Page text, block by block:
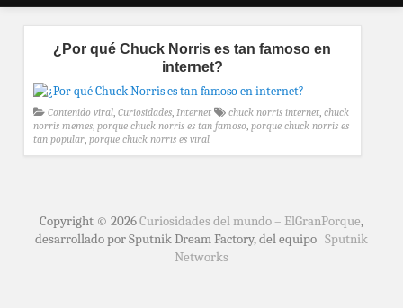
¿Por qué Chuck Norris es tan famoso en
internet?
Contenido viral, Curiosidades, Internet chuck norris internet, chuck
norris memes, porque chuck norris es tan famoso, porque chuck norris es
tan popular, porque chuck norris es viral
Copyright © 2026Curiosidades del mundo – ElGranPorque,
desarrollado por Sputnik Dream Factory, del equipo Sputnik
Networks